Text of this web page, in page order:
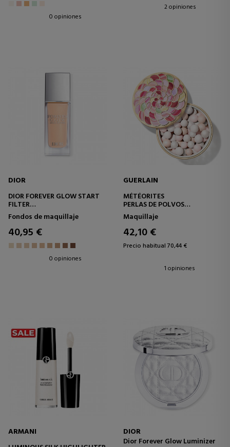
0 opiniones
2 opiniones
DIOR
DIOR FOREVER GLOW START
FILTER
FLUIDO SUBLIMADOR DE TEZ E
ILUMINADOR
Fondos de maquillaje
40,95 €
0 opiniones
GUERLAIN
MÉTÉORITES
PERLAS DE POLVOS
REVELADORAS DE LA LUZ
Maquillaje
42,10 €
Precio habitual 70,44 €
1 opiniones
ARMANI
DIOR
Dior Forever Glow Luminizer